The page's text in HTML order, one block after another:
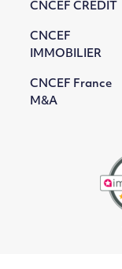
CNCEF CREDIT
CNCEF
IMMOBILIER
CNCEF France
M&A